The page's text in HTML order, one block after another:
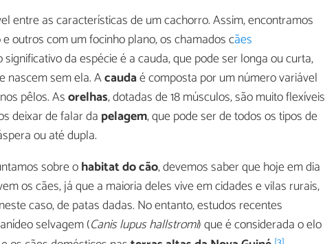
entre as características de um cachorro. Assim, encontramos
e outros com um focinho plano, os chamados cães
da espécie é a cauda, que pode ser longa ou curta,
nascem sem ela. Acaudaé composta por um número variável
pêlos. Asorelhas, dotadas de 18 músculos, são muito flexíveis
deixar de falar da pelagem, que pode ser de todos os tipos de
ou até dupla.
sobre ohabitat do cão, devemos saber que hoje em dia
os cães, já que a maioria deles vive em cidades e vilas rurais,
caso, de patas dadas. No entanto, estudos recentes
selvagem (Canis lupus hallstromi) que é considerada o elo